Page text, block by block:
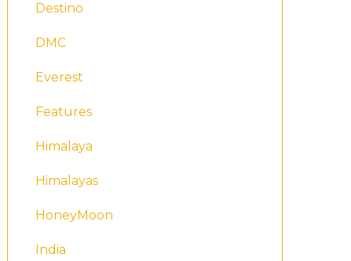
Destino
DMC
Everest
Features
Himalaya
Himalayas
HoneyMoon
India